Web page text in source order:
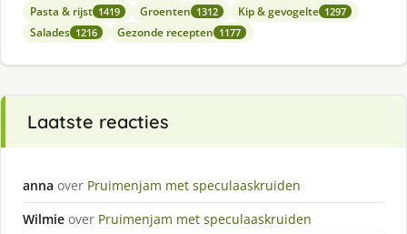
Pasta & rijst 1419 Groenten 1312 Kip & gevogelte 1297
Salades 1216 Gezonde recepten 1177
Laatste reacties
anna over Pruimenjam met speculaaskruiden
Wilmie over Pruimenjam met speculaaskruiden